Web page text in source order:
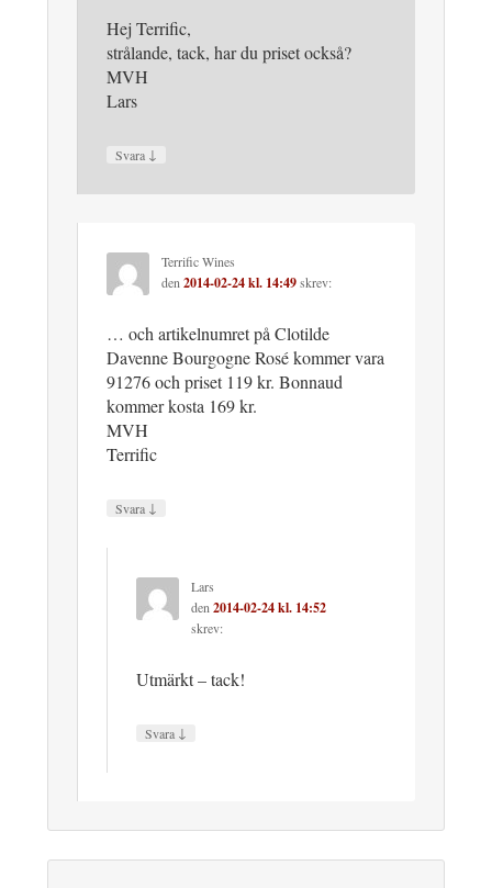
Hej Terrific,
strålande, tack, har du priset också?
MVH
Lars
Svara ↓
Terrific Wines
den2014-02-24 kl. 14:49skrev:
… och artikelnumret på Clotilde
Davenne Bourgogne Rosé kommer vara
91276 och priset 119 kr. Bonnaud
kommer kosta 169 kr.
MVH
Terrific
Svara ↓
Lars
den2014-02-24 kl. 14:52
skrev:
Utmärkt – tack!
Svara ↓